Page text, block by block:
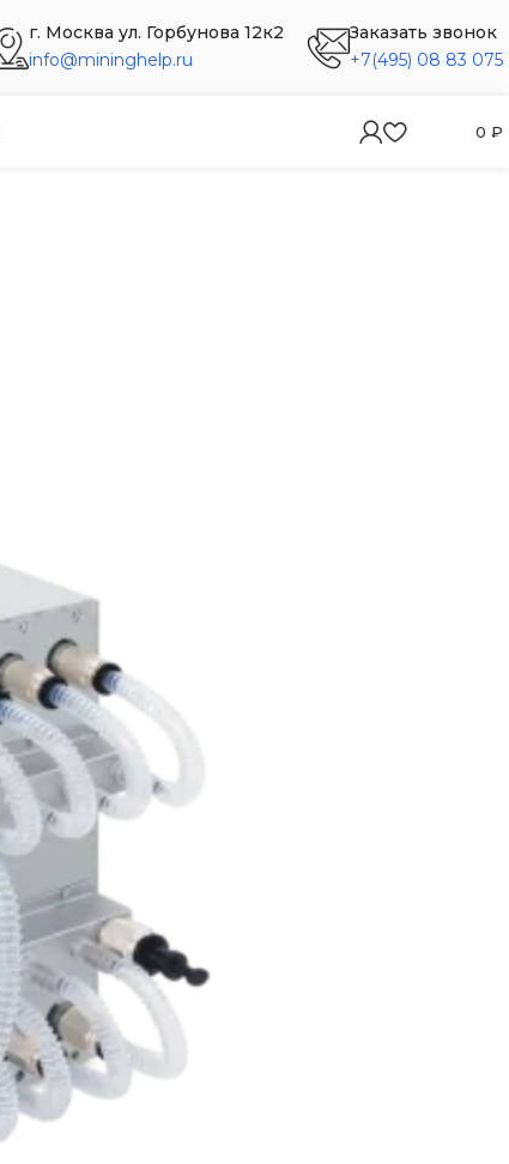
г. Москва ул. Горбунова 12к2
info@mininghelp.ru
Заказать звонок
+7(495) 08 83 075
0 ₽